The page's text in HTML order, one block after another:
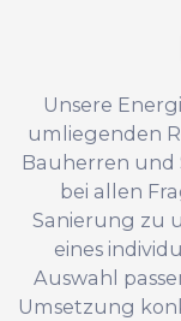
Unsere
umliegenden
Bauherren und
bei allen
Sanierung zu
eines
Auswahl
Umsetzung